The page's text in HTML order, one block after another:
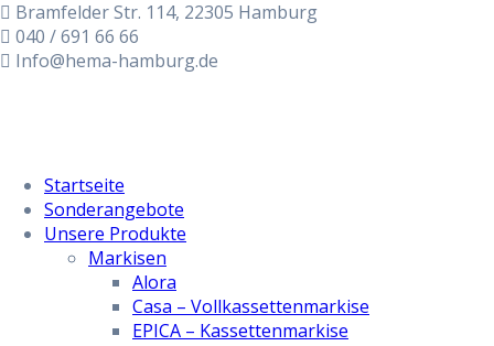
Zum
Inhalt
springen
Bramfelder Str. 114, 22305 Hamburg
040 / 691 66 66
Info@hema-hamburg.de
Startseite
Sonderangebote
Unsere Produkte
Markisen
Alora
Casa – Vollkassettenmarkise
EPICA – Kassettenmarkise